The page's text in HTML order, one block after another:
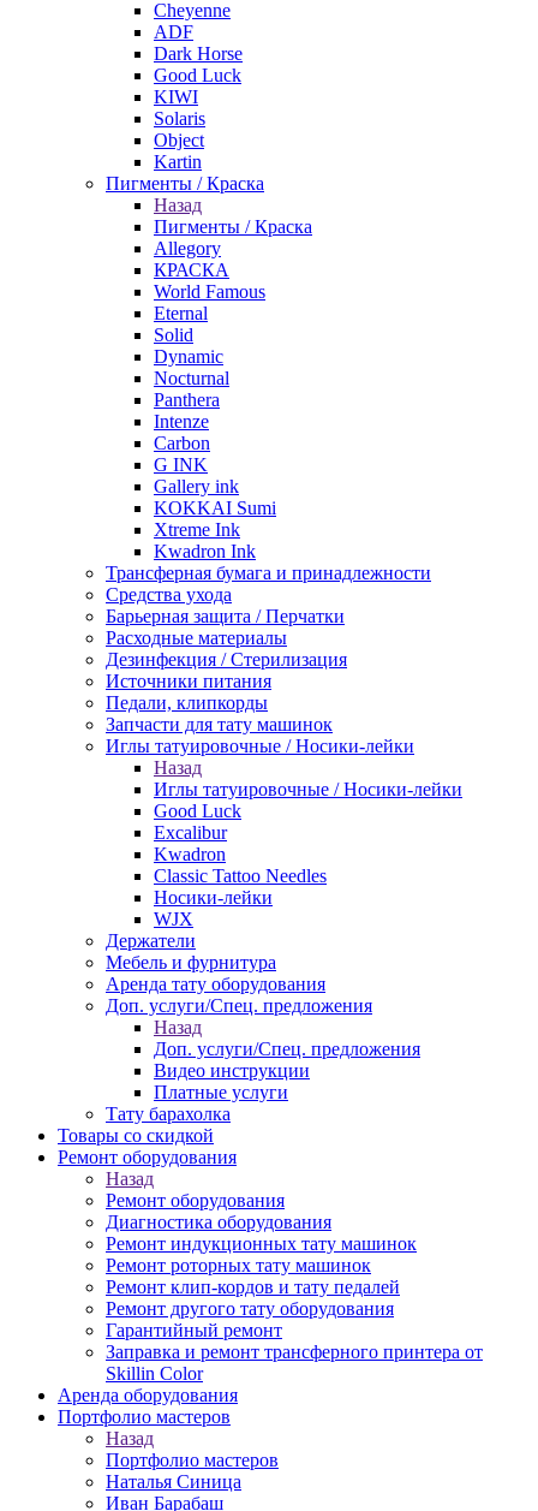
Cheyenne
ADF
Dark Horse
Good Luck
KIWI
Solaris
Object
Kartin
Пигменты / Краска
Назад
Пигменты / Краска
Allegory
КРАСКА
World Famous
Eternal
Solid
Dynamic
Nocturnal
Panthera
Intenze
Carbon
G INK
Gallery ink
KOKKAI Sumi
Xtreme Ink
Kwadron Ink
Трансферная бумага и принадлежности
Средства ухода
Барьерная защита / Перчатки
Расходные материалы
Дезинфекция / Стерилизация
Источники питания
Педали, клипкорды
Запчасти для тату машинок
Иглы татуировочные / Носики-лейки
Назад
Иглы татуировочные / Носики-лейки
Good Luck
Excalibur
Kwadron
Classic Tattoo Needles
Носики-лейки
WJX
Держатели
Мебель и фурнитура
Аренда тату оборудования
Доп. услуги/Спец. предложения
Назад
Доп. услуги/Спец. предложения
Видео инструкции
Платные услуги
Тату барахолка
Товары со скидкой
Ремонт оборудования
Назад
Ремонт оборудования
Диагностика оборудования
Ремонт индукционных тату машинок
Ремонт роторных тату машинок
Ремонт клип-кордов и тату педалей
Ремонт другого тату оборудования
Гарантийный ремонт
Заправка и ремонт трансферного принтера от
Skillin Color
Аренда оборудования
Портфолио мастеров
Назад
Портфолио мастеров
Наталья Синица
Иван Барабаш